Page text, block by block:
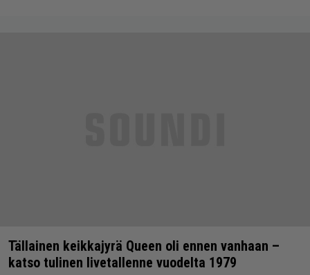
Tällainen keikkajyrä Queen oli ennen vanhaan –
katso tulinen livetallenne vuodelta 1979